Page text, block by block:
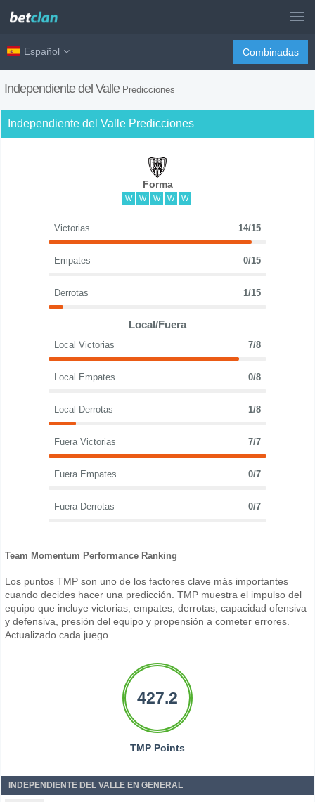
Español Combinadas
Independiente del Valle Predicciones
Independiente del Valle Predicciones
Forma
W W W W W
Victorias 14/15
Empates 0/15
Derrotas 1/15
Local/Fuera
Local Victorias 7/8
Local Empates 0/8
Local Derrotas 1/8
Fuera Victorias 7/7
Fuera Empates 0/7
Fuera Derrotas 0/7
Team Momentum Performance Ranking
Los puntos TMP son uno de los factores clave más importantes
cuando decides hacer una predicción. TMP muestra el impulso del
equipo que incluye victorias, empates, derrotas, capacidad ofensiva
y defensiva, presión del equipo y propensión a cometer errores.
Actualizado cada juego.
427.2
TMP Points
INDEPENDIENTE DEL VALLE EN GENERAL